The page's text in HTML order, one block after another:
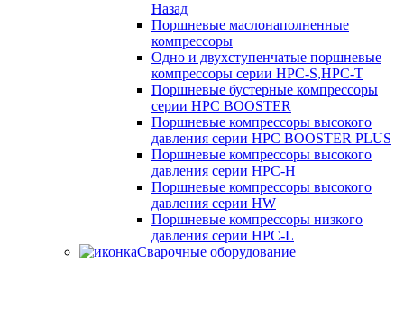
Назад
Поршневые маслонаполненные
компрессоры
Одно и двухступенчатые поршневые
компрессоры серии HPC-S,HPC-T
Поршневые бустерные компрессоры
серии HPC BOOSTER
Поршневые компрессоры высокого
давления серии HPC BOOSTER PLUS
Поршневые компрессоры высокого
давления серии HPC-H
Поршневые компрессоры высокого
давления серии HW
Поршневые компрессоры низкого
давления серии HPC-L
Сварочные оборудование